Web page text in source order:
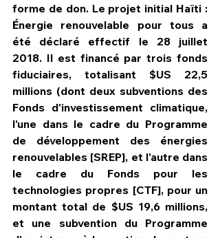
forme de don. Le projet initial Haïti :
Énergie renouvelable pour tous a
été déclaré effectif le 28 juillet
2018. Il est financé par trois fonds
fiduciaires, totalisant $US 22,5
millions (dont deux subventions des
Fonds d'investissement climatique,
l'une dans le cadre du Programme
de développement des énergies
renouvelables [SREP], et l'autre dans
le cadre du Fonds pour les
technologies propres [CTF], pour un
montant total de $US 19,6 millions,
et une subvention du Programme